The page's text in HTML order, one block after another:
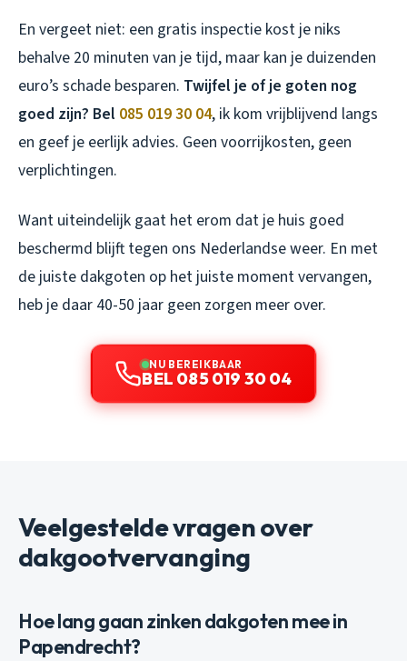
En vergeet niet: een gratis inspectie kost je niks
behalve 20 minuten van je tijd, maar kan je duizenden
euro’s schade besparen. Twijfel je of je goten nog
goed zijn? Bel 085 019 30 04, ik kom vrijblijvend langs
en geef je eerlijk advies. Geen voorrijkosten, geen
verplichtingen.
Want uiteindelijk gaat het erom dat je huis goed
beschermd blijft tegen ons Nederlandse weer. En met
de juiste dakgoten op het juiste moment vervangen,
heb je daar 40-50 jaar geen zorgen meer over.
NU BEREIKBAAR
BEL 085 019 30 04
Veelgestelde vragen over
dakgootvervanging
Hoe lang gaan zinken dakgoten mee in
Papendrecht?